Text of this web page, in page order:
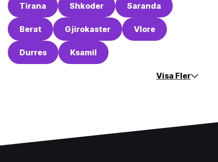
Tirana Shkoder Saranda
Berat Gjirokaster Vlore
Durres Ksamil
Visa Fler